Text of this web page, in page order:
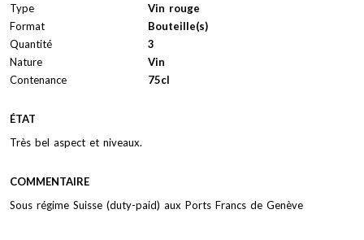
Type
Vin rouge
Format
Bouteille(s)
Quantité
3
Nature
Vin
Contenance
75cl
ÉTAT
Très bel aspect et niveaux.
COMMENTAIRE
Sous régime Suisse (duty-paid) aux Ports Francs de Genève